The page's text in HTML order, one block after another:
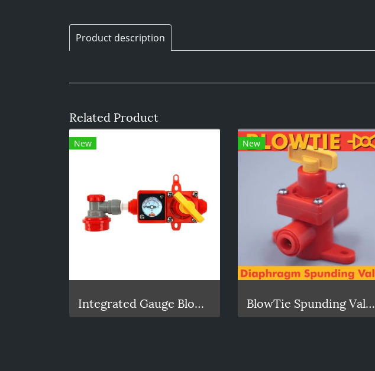
Product description
Related Product
New
Integrated Gauge BlowTie Spunding Valve Kit (0-15psi)
New
BlowTie Spunding Valve / Adjustable Pressure Relief Valve